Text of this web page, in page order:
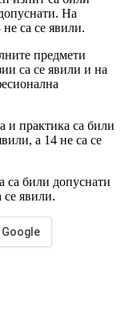
На
са се явили.
предмети
са се явили и на
и практика са били
а 14 не са се
са били допуснати
се явили.